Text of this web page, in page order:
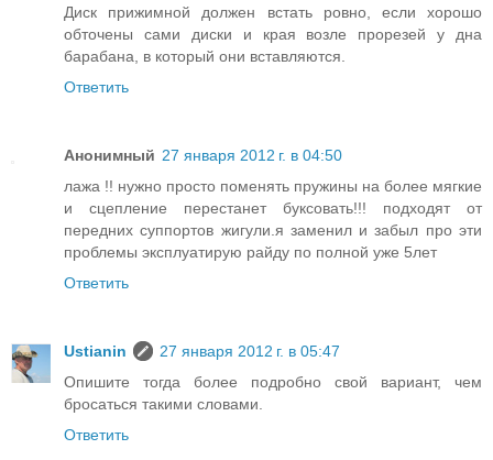
Диск прижимной должен встать ровно, если хорошо
обточены сами диски и края возле прорезей у дна
барабана, в который они вставляются.
Ответить
Анонимный 27 января 2012 г. в 04:50
лажа !! нужно просто поменять пружины на более мягкие
и сцепление перестанет буксовать!!! подходят от
передних суппортов жигули.я заменил и забыл про эти
проблемы эксплуатирую райду по полной уже 5лет
Ответить
Ustianin
27 января 2012 г. в 05:47
Опишите тогда более подробно свой вариант, чем
бросаться такими словами.
Ответить